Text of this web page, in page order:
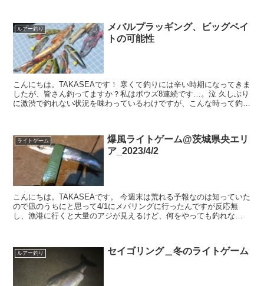
ルアー釣り
メバルプラッギング、ビッグベイ
トの可能性
こんにちは。TAKASEAです！ 寒くて釣りには辛い時期になってきま
したが、皆さん釣ってますか？私はボウズ8連続です…。泣 久しぶり
に激渋で釣れない状況を味わっているわけですが、こんな時って釣具
ライトゲーム
爆風ライトゲーム@茨城県央エリ
ア_2023/4/2
こんにちは。TAKASEAです。 今週末は荒れる予報なのは知っていた
ので凪のうちにと思って4/1にメバリングに行ったんですが反応無
し、漁港に行くと大量のアジが見えるけど、何をやっても釣れな
ルアー釣り セイゴリング＿冬のライトゲーム